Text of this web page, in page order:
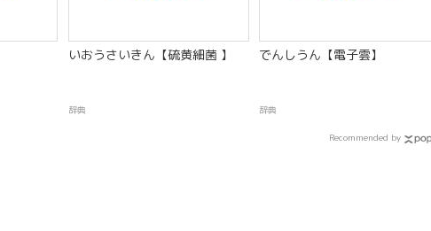
いおうさいきん【硫黄細菌 】
辞典
でんしうん【電子雲】
辞典
Recommended by